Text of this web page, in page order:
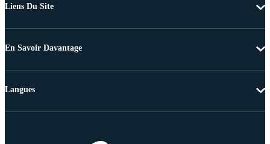
Liens Du Site
En Savoir Davantage
Langues